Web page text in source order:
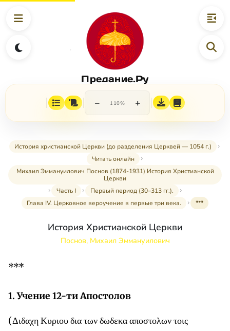
Предание.Ру
− 110% +
История христианской Церкви (до разделения Церквей — 1054 г.)
Читать онлайн
Михаил Эммануилович Поснов (1874-1931) История Христианской
Церкви
Часть I
Первый период (30–313 гг.).
Глава IV. Церковное вероучение в первые три века.
***
История Христианской Церкви
Поснов, Михаил Эммануилович
***
1. Учение 12-ти Апостолов
(Διδαχη Κυριου δια των δωδεκα αποστολων τοις